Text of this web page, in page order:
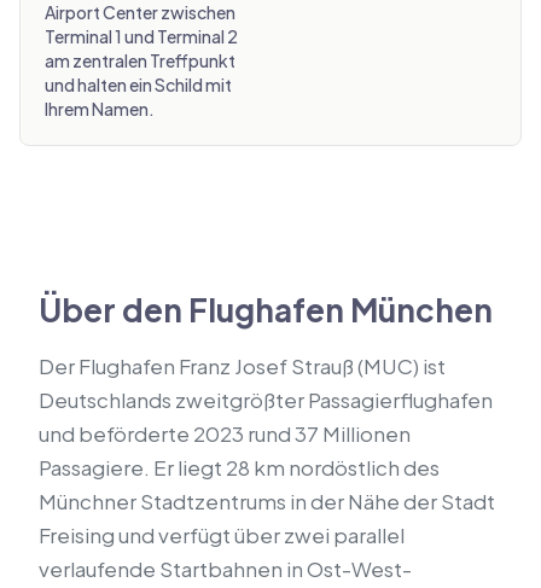
Airport Center zwischen
Terminal 1 und Terminal 2
am zentralen Treffpunkt
und halten ein Schild mit
Ihrem Namen.
Über den Flughafen München
Der Flughafen Franz Josef Strauß (MUC) ist
Deutschlands zweitgrößter Passagierflughafen
und beförderte 2023 rund 37 Millionen
Passagiere. Er liegt 28 km nordöstlich des
Münchner Stadtzentrums in der Nähe der Stadt
Freising und verfügt über zwei parallel
verlaufende Startbahnen in Ost-West-